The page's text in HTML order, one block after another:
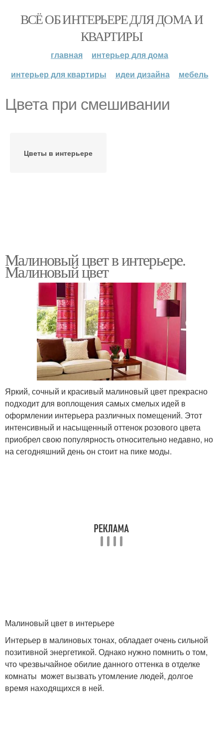
ВСЁ ОБ ИНТЕРЬЕРЕ ДЛЯ ДОМА И
КВАРТИРЫ
главная
интерьер для дома
интерьер для квартиры
идеи дизайна мебель
Цвета при смешивании
Цветы в интерьере
Малиновый цвет в интерьере.
Малиновый цвет
Яркий, сочный и красивый малиновый цвет прекрасно
подходит для воплощения самых смелых идей в
оформлении интерьера различных помещений. Этот
интенсивный и насыщенный оттенок розового цвета
приобрел свою популярность относительно недавно, но
на сегодняшний день он стоит на пике моды.
Малиновый цвет в интерьере
Интерьер в малиновых тонах, обладает очень сильной
позитивной энергетикой. Однако нужно помнить о том,
что чрезвычайное обилие данного оттенка в отделке
комнаты может вызвать утомление людей, долгое
время находящихся в ней.